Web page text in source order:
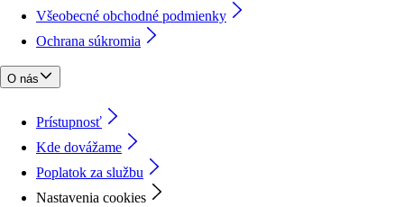
Všeobecné obchodné podmienky
Ochrana súkromia
O nás
Prístupnosť
Kde dovážame
Poplatok za službu
Nastavenia cookies